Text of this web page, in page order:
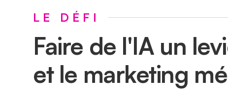
LE DÉFI
Faire de l'IA un
et le marketing